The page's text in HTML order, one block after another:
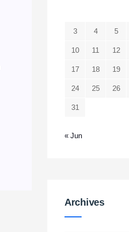
3 4 5
10 11 12
17 18 19
24 25 26
31
« Jun
ArchivesArchives